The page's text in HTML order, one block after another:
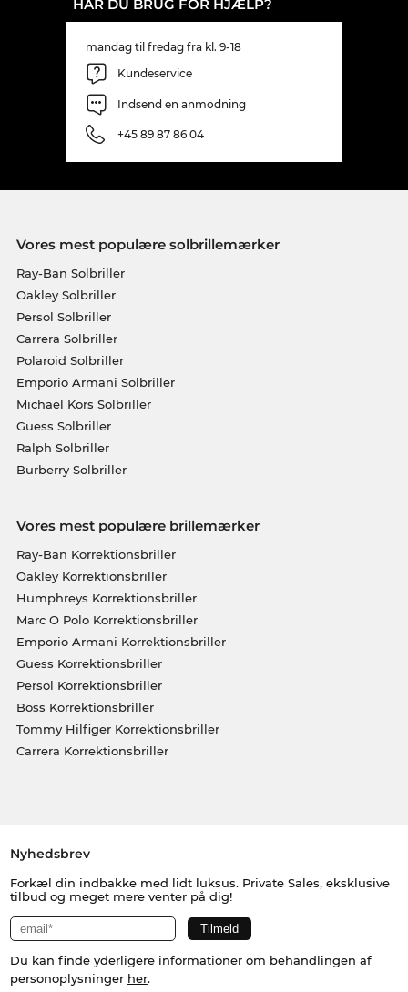
HAR DU BRUG FOR HJÆLP?
mandag til fredag fra kl. 9-18
Kundeservice
Indsend en anmodning
+45 89 87 86 04
Vores mest populære solbrillemærker
Ray-Ban Solbriller
Oakley Solbriller
Persol Solbriller
Carrera Solbriller
Polaroid Solbriller
Emporio Armani Solbriller
Michael Kors Solbriller
Guess Solbriller
Ralph Solbriller
Burberry Solbriller
Vores mest populære brillemærker
Ray-Ban Korrektionsbriller
Oakley Korrektionsbriller
Humphreys Korrektionsbriller
Marc O Polo Korrektionsbriller
Emporio Armani Korrektionsbriller
Guess Korrektionsbriller
Persol Korrektionsbriller
Boss Korrektionsbriller
Tommy Hilfiger Korrektionsbriller
Carrera Korrektionsbriller
Nyhedsbrev
Forkæl din indbakke med lidt luksus. Private Sales, eksklusive
tilbud og meget mere venter på dig!
Du kan finde yderligere informationer om behandlingen af
personoplysninger her.